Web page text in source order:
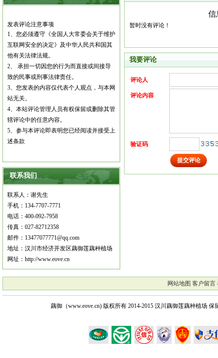
发表评论注意事项
1、您必须遵守《全国人大常委会关于维护
互联网安全的决定》及中华人民共和国其
他有关法律法规。
2、
承担一切因您的行为而直接或间接导
致的民事或刑事法律责任。
3、您发表的内容仅代表个人观点，与本网
站无关。
4、本站评论管理人员有权保留或删除其管
辖评论中的任意内容。
5、参与本评论即表明您已经阅读并接受上
述条款
联系我们
联系人：谢先生
手机：134-7707-7771
电话：400-092-7958
传真：027-82712358
邮件：13477077771@qq.com
地址：汉川市经济开发区藕御莲藕种植场
网址：http://www.eove.cn
信
暂时没有评论！
我要评论
评论人
评论内容
验证码
网站地图 客户留言
藕御（www.eove.cn) 版权所有2014-2015 汉川藕御莲藕种植场 保